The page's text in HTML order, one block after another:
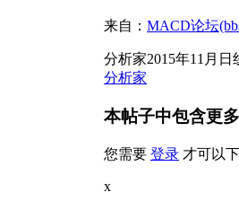
来自： MACD论坛
分析家2015年11月日
分析家
本帖子中包含更
您需要 登录 才可以
x